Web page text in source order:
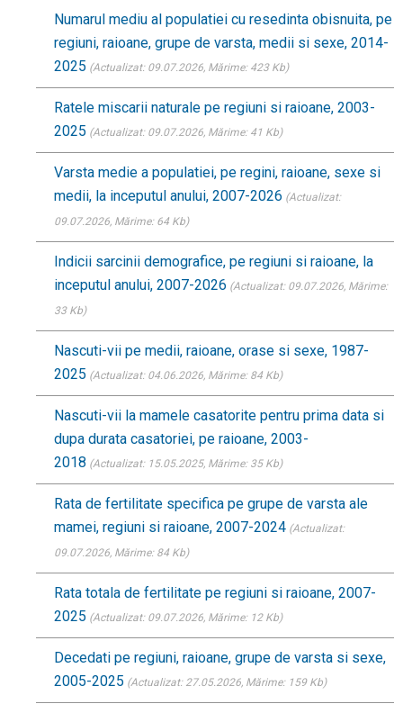
Numarul mediu al populatiei cu resedinta obisnuita, pe
regiuni, raioane, grupe de varsta, medii si sexe, 2014-
2025 (Actualizat: 09.07.2026, Mărime: 423 Kb)
Ratele miscarii naturale pe regiuni si raioane, 2003-
2025 (Actualizat: 09.07.2026, Mărime: 41 Kb)
Varsta medie a populatiei, pe regini, raioane, sexe si
medii, la inceputul anului, 2007-2026 (Actualizat:
09.07.2026, Mărime: 64 Kb)
Indicii sarcinii demografice, pe regiuni si raioane, la
inceputul anului, 2007-2026 (Actualizat: 09.07.2026, Mărime:
33 Kb)
Nascuti-vii pe medii, raioane, orase si sexe, 1987-
2025 (Actualizat: 04.06.2026, Mărime: 84 Kb)
Nascuti-vii la mamele casatorite pentru prima data si
dupa durata casatoriei, pe raioane, 2003-
2018 (Actualizat: 15.05.2025, Mărime: 35 Kb)
Rata de fertilitate specifica pe grupe de varsta ale
mamei, regiuni si raioane, 2007-2024 (Actualizat:
09.07.2026, Mărime: 84 Kb)
Rata totala de fertilitate pe regiuni si raioane, 2007-
2025 (Actualizat: 09.07.2026, Mărime: 12 Kb)
Decedati pe regiuni, raioane, grupe de varsta si sexe,
2005-2025 (Actualizat: 27.05.2026, Mărime: 159 Kb)